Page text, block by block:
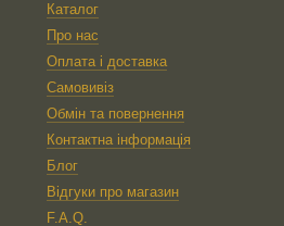
Каталог
Про нас
Оплата і доставка
Самовивіз
Обмін та повернення
Контактна інформація
Блог
Відгуки про магазин
F.A.Q.